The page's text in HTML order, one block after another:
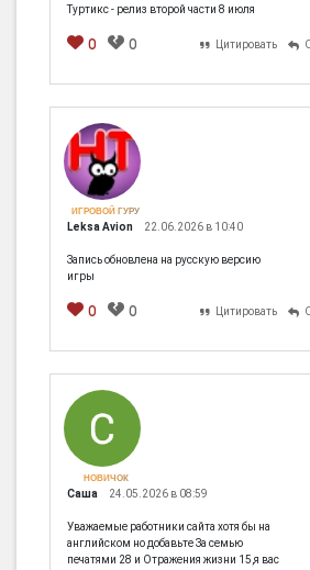
Туртикс - релиз второй части 8 июля
0 0 Цитировать
ИГРОВОЙ ГУРУ
Leksa Avion 22.06.2026 в 10:40
Запись обновлена на русскую версию
игры
0 0 Цитировать
НОВИЧОК
Саша 24.05.2026 в 08:59
Уважаемые работники сайта хотя бы на
английском но добавьте За семью
печатями 28 и Отражения жизни 15,я вас